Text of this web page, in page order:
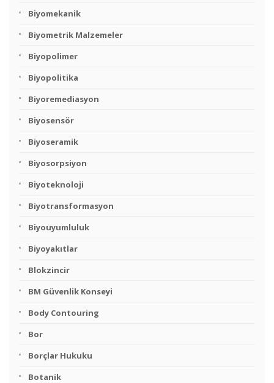
Biyomekanik
Biyometrik Malzemeler
Biyopolimer
Biyopolitika
Biyoremediasyon
Biyosensör
Biyoseramik
Biyosorpsiyon
Biyoteknoloji
Biyotransformasyon
Biyouyumluluk
Biyoyakıtlar
Blokzincir
BM Güvenlik Konseyi
Body Contouring
Bor
Borçlar Hukuku
Botanik